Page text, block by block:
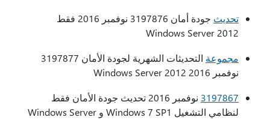
تحديث
جودة أمان 3197876 نوفمبر 2016 فقط
Windows Server 2012
مجموعة
التحديثات الشهرية لجودة الأمان 3197877
نوفمبر 2016 Windows Server 2012
3197867
نوفمبر 2016 تحديث جودة الأمان فقط
لنظامي التشغيل Windows 7 SP1 و Windows Server